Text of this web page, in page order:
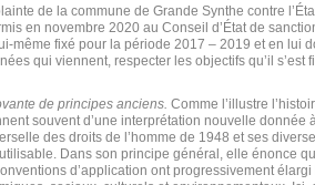
de la commune de Grande Synthe contre
en novembre 2020 au Conseil d’État de
même fixé pour la période 2017 – 2019 et en lui
qui viennent, respecter les objectifs qu’il s’est
de principes anciens. Comme l’illustre
souvent d’une interprétation nouvelle donnée
des droits de l’homme de 1948 et ses
Dans son principe général, elle énonce
d’application ont progressivement